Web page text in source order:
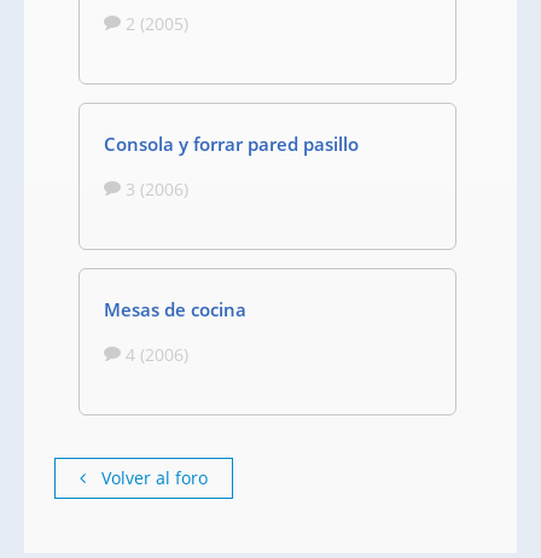
2 (2005)
Consola y forrar pared pasillo
3 (2006)
Mesas de cocina
4 (2006)
Volver al foro